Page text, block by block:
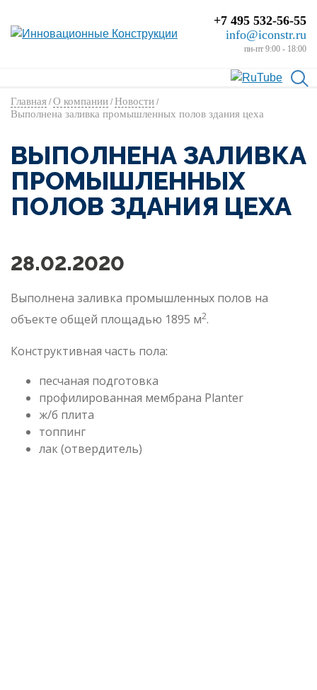
+7 495 532-56-55
info@iconstr.ru
пн-пт 9:00 - 18:00
Главная / О компании / Новости /
Выполнена заливка промышленных полов здания цеха
ВЫПОЛНЕНА ЗАЛИВКА
ПРОМЫШЛЕННЫХ
ПОЛОВ ЗДАНИЯ ЦЕХА
28.02.2020
Выполнена заливка промышленных полов на
объекте общей площадью 1895 м2.
Конструктивная часть пола:
песчаная подготовка
профилированная мембрана Planter
ж/б плита
топпинг
лак (отвердитель)